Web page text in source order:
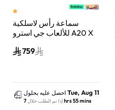
سماعة رأس لاسلكية
للألعاب جي استرو A20 X
واكس بوكس وسويتش
759
احصل عليه بحلول Tue, Aug 11
إذا تم الطلب خلال 7 hrs 55 mins